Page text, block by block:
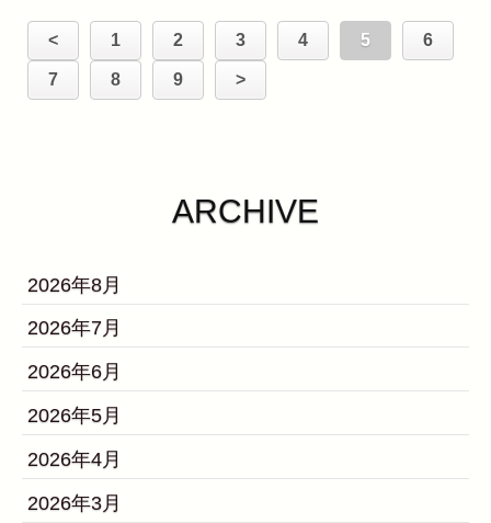
< 1 2 3 4 5 6
7 8 9 >
ARCHIVE
2026年8月
2026年7月
2026年6月
2026年5月
2026年4月
2026年3月